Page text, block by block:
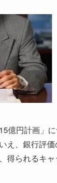
億円計画」
え、銀行評
得られるキ